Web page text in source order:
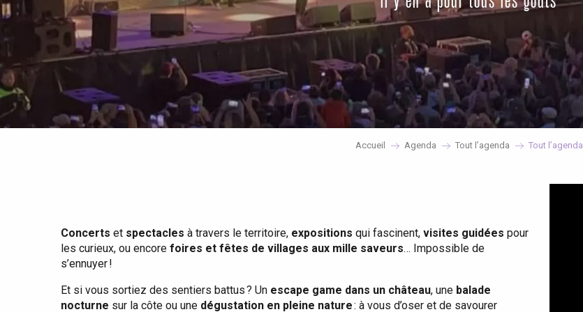
Tout l'agenda
Eté
Quand il pleut
Avec les enfants
Entre amis
Lieux branchés
Meilleurs brunch
Restaurants avec vue
Séjours en bord de
Séjours en train
Séjours à vélo
Accueil Agenda Tout l’agenda Tout l’agenda
Concerts et spectacles à travers le territoire, expositions qui fascinent, visites guidées pour
les curieux, ou encore foires et fêtes de villages aux mille saveurs… Impossible de
s’ennuyer !
Et si vous sortiez des sentiers battus ? Un escape game dans un château, une balade
nocturne sur la côte ou une dégustation en pleine nature: à vous d’oser et de savourer